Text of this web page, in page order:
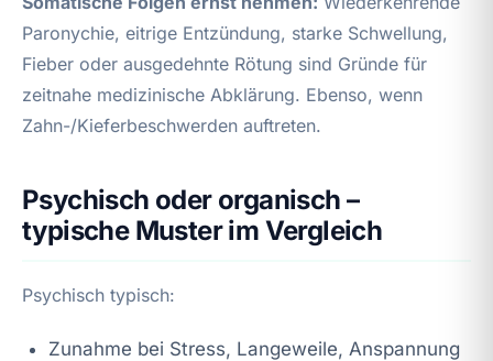
Paronychie, eitrige Entzündung, starke Schwellung,
Fieber oder ausgedehnte Rötung sind Gründe für
zeitnahe medizinische Abklärung. Ebenso, wenn
Zahn-/Kieferbeschwerden auftreten.
Psychisch oder organisch –
typische Muster im Vergleich
Psychisch typisch:
Zunahme bei Stress, Langeweile, Anspannung